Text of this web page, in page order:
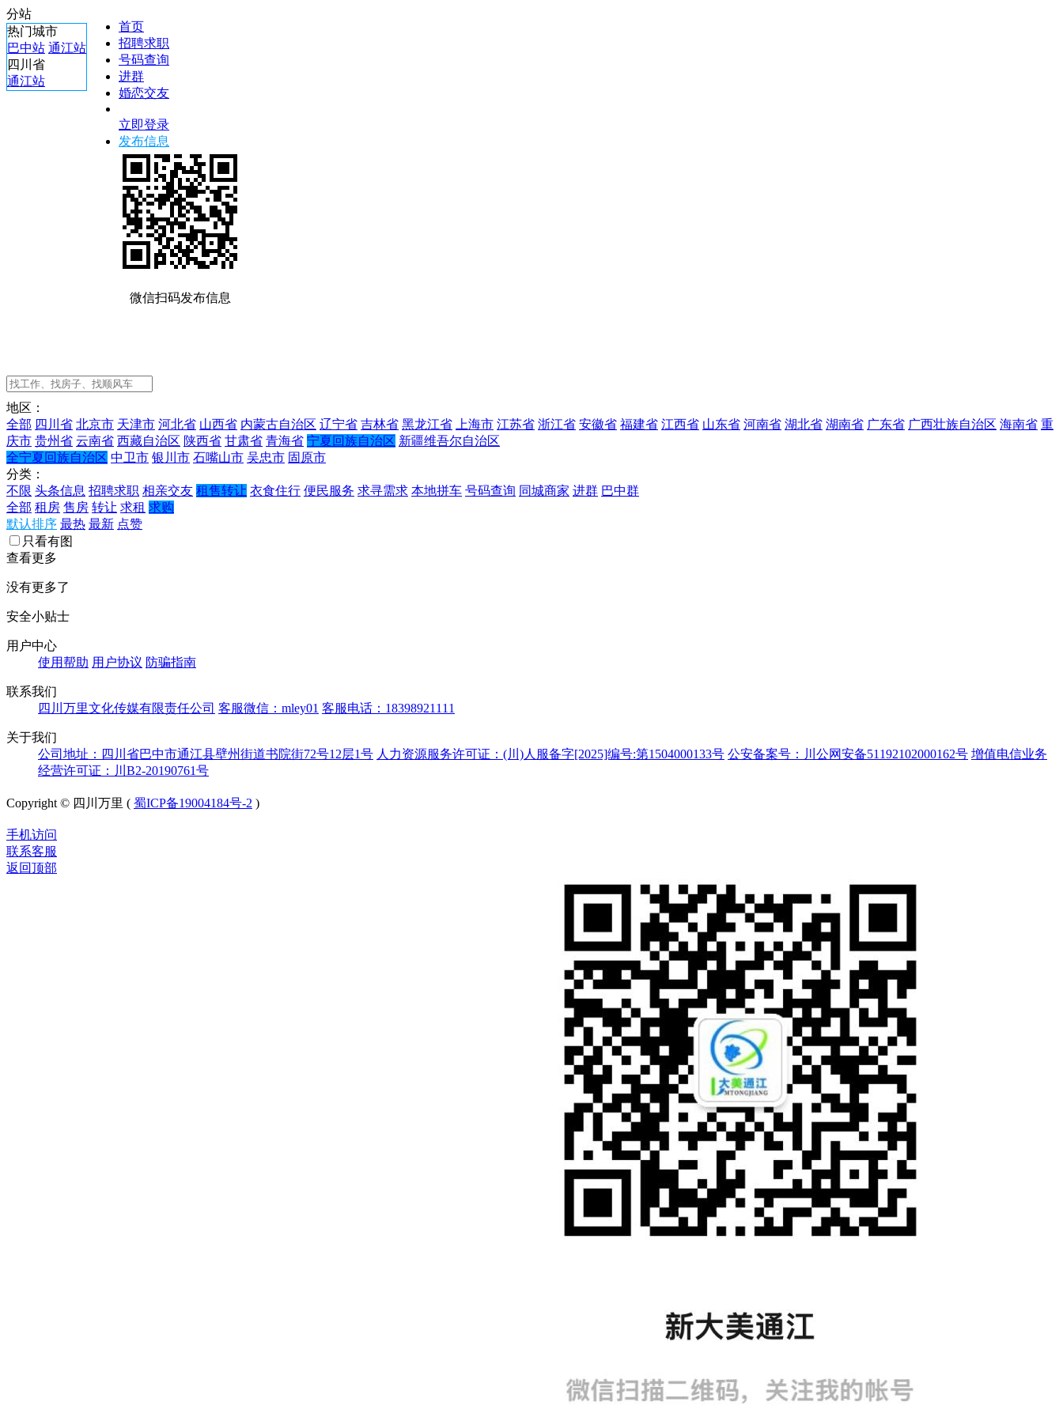
分站
热门城市
巴中站 通江站
四川省
通江站
首页
招聘求职
号码查询
进群
婚恋交友
立即登录
发布信息
微信扫码发布信息
地区：
全部 四川省 北京市 天津市 河北省 山西省 内蒙古自治区 辽宁省 吉林省 黑龙江省 上海市 江苏省 浙江省 安徽省 福建省 江西省 山东省 河南省 湖北省 湖南省 广东省 广西壮族自治区 海南省 重
庆市 贵州省 云南省 西藏自治区 陕西省 甘肃省 青海省 宁夏回族自治区 新疆维吾尔自治区
全宁夏回族自治区 中卫市 银川市 石嘴山市 吴忠市 固原市
分类：
不限 头条信息 招聘求职 相亲交友 租售转让 衣食住行 便民服务 求寻需求 本地拼车 号码查询 同城商家 进群 巴中群
全部 租房 售房 转让 求租 求购
默认排序 最热 最新 点赞
只看有图
查看更多
没有更多了
安全小贴士
用户中心
使用帮助 用户协议 防骗指南
联系我们
四川万里文化传媒有限责任公司 客服微信：mley01 客服电话：18398921111
关于我们
公司地址：四川省巴中市通江县壁州街道书院街72号12层1号 人力资源服务许可证：(川)人服备字[2025]编号:第1504000133号 公安备案号：川公网安备51192102000162号 增值电信业务
经营许可证：川B2-20190761号
Copyright © 四川万里 ( 蜀ICP备19004184号-2 )
手机访问
联系客服
返回顶部